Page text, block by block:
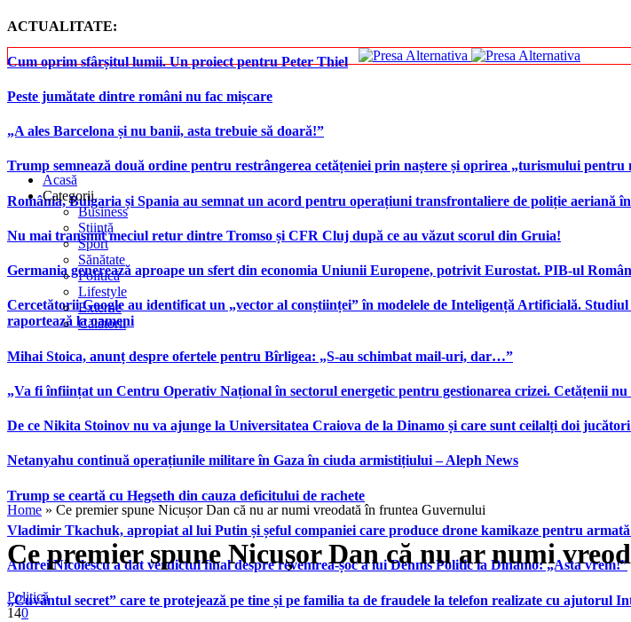
ACTUALITATE:
Cum oprim sfârșitul lumii. Un proiect pentru Peter Thiel
Peste jumătate dintre români nu fac mișcare
„A ales Barcelona și nu banii, asta trebuie să doară!”
Trump semnează două ordine pentru restrângerea cetățeniei prin naștere și oprirea „turismului pentru
România, Bulgaria și Spania au semnat un acord pentru operațiuni transfrontaliere de poliție
Nu mai transmit meciul retur dintre Tromso și CFR Cluj după ce au văzut scorul din Gruia!
Germania generează aproape un sfert din economia Uniunii Europene, potrivit Eurostat. PIB-ul
Cercetătorii Google au identificat un „vector al conștiinței” în modelele de Inteligență Artificială.
raportează la oameni
Mihai Stoica, anunț despre ofertele pentru Bîrligea: „S-au schimbat mail-uri, dar…”
„Va fi înființat un Centru Operativ Național în sectorul energetic pentru gestionarea crizei. Cetățenii
De ce Nikita Stoinov nu va ajunge la Universitatea Craiova de la Dinamo și care sunt ceilalți doi jucători
Netanyahu continuă operațiunile militare în Gaza în ciuda armistițiului – Aleph News
Trump se ceartă cu Hegseth din cauza deficitului de rachete
Vladimir Tkachuk, apropiat al lui Putin și șeful companiei care produce drone kamikaze pentru armată
Andrei Nicolescu a dat verdictul final despre revenirea-șoc a lui Dennis Politic la Dinamo: „Asta vrem!”
„Cuvântul secret” care te protejează pe tine și pe familia ta de fraudele la telefon realizate cu ajutorul
Acasă
Categorii
Business
Știință
Sport
Sănătate
Politică
Lifestyle
Externe
Călătorii
Home » Ce premier spune Nicușor Dan că nu ar numi vreodată în fruntea Guvernului
Ce premier spune Nicușor Dan că nu ar numi
Politică
140